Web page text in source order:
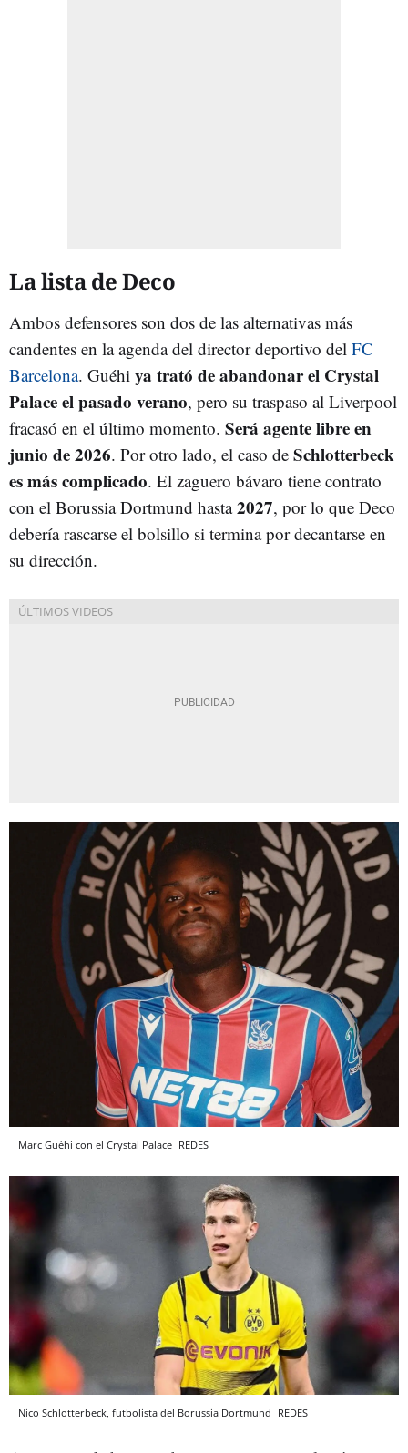
La lista de Deco
Ambos defensores son dos de las alternativas más
candentes en la agenda del director deportivo del FC
Barcelona. Guéhi ya trató de abandonar el Crystal
Palace el pasado verano, pero su traspaso al Liverpool
fracasó en el último momento. Será agente libre en
junio de 2026. Por otro lado, el caso de Schlotterbeck
es más complicado. El zaguero bávaro tiene contrato
con el Borussia Dortmund hasta2027, por lo que Deco
debería rascarse el bolsillo si termina por decantarse en
su dirección.
Marc Guéhi con el Crystal Palace REDES
Nico Schlotterbeck, futbolista del Borussia Dortmund REDES